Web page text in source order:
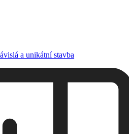
a unikátní stavba